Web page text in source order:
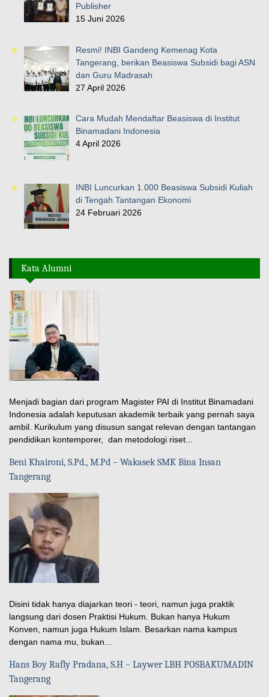
Publisher
15 Juni 2026
Resmi! INBI Gandeng Kemenag Kota
Tangerang, berikan Beasiswa Subsidi bagi ASN
dan Guru Madrasah
27 April 2026
Cara Mudah Mendaftar Beasiswa di Institut
Binamadani Indonesia
4 April 2026
INBI Luncurkan 1.000 Beasiswa Subsidi Kuliah
di Tengah Tantangan Ekonomi
24 Februari 2026
Kata Alumni
Menjadi bagian dari program Magister PAI di Institut Binamadani
Indonesia adalah keputusan akademik terbaik yang pernah saya
ambil. Kurikulum yang disusun sangat relevan dengan tantangan
pendidikan kontemporer, dan metodologi riset...
Beni Khaironi, S.Pd., M.Pd – Wakasek SMK Bina Insan
Tangerang
Disini tidak hanya diajarkan teori - teori, namun juga praktik
langsung dari dosen Praktisi Hukum. Bukan hanya Hukum
Konven, namun juga Hukum Islam. Besarkan nama kampus
dengan nama mu, bukan...
Hans Boy Rafly Pradana, S.H – Laywer LBH POSBAKUMADIN
Tangerang